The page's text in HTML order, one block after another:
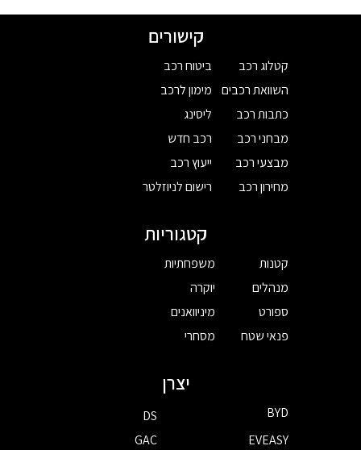
קישורים
קטלוג רכב
השוואת רכבים
כתבות רכב
מבחני רכב
מבצעי רכב
מחירון רכב
ביטוח רכב
מימון לרכב
ליסינג
רכב חדש
ייעוץ רכב
רישום לניוזלטר
קטגוריות
קטנות
מנהלים
ספורט
פנאי שטח
משפחתיות
יוקרה
מיניוואנים
מסחרי
יצרן
BYD
DS
EVEASY
GAC